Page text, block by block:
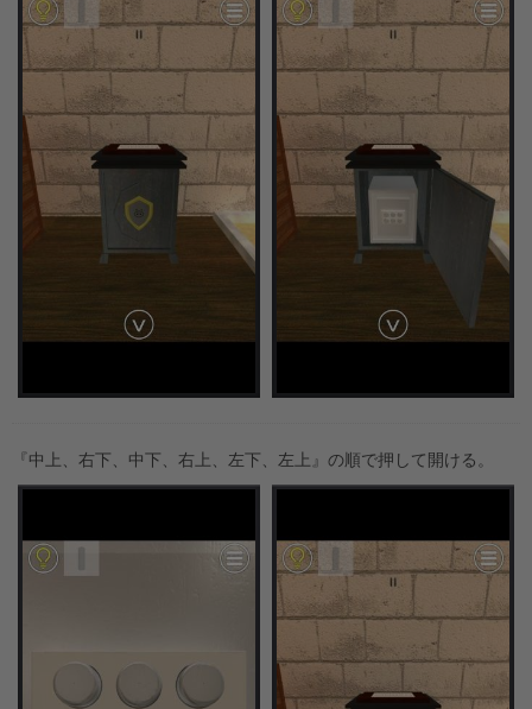
『中上、右下、中下、右上、左下、左上』の順で押して開ける。